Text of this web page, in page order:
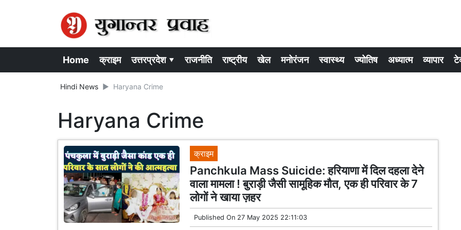
Home क्राइम उत्तरप्रदेश ▾ राजनीति राष्ट्रीय खेल मनोरंजन स्वास्थ्य ज्योतिष अध्यात्म व्यापार
Hindi News Haryana Crime
Haryana Crime
क्राइम
Panchkula Mass Suicide: हरियाणा में दिल दहला देने
वाला मामला ! बुराड़ी जैसी सामूहिक मौत, एक ही परिवार के 7
लोगों ने खाया ज़हर
Published On 27 May 2025 22:11:03